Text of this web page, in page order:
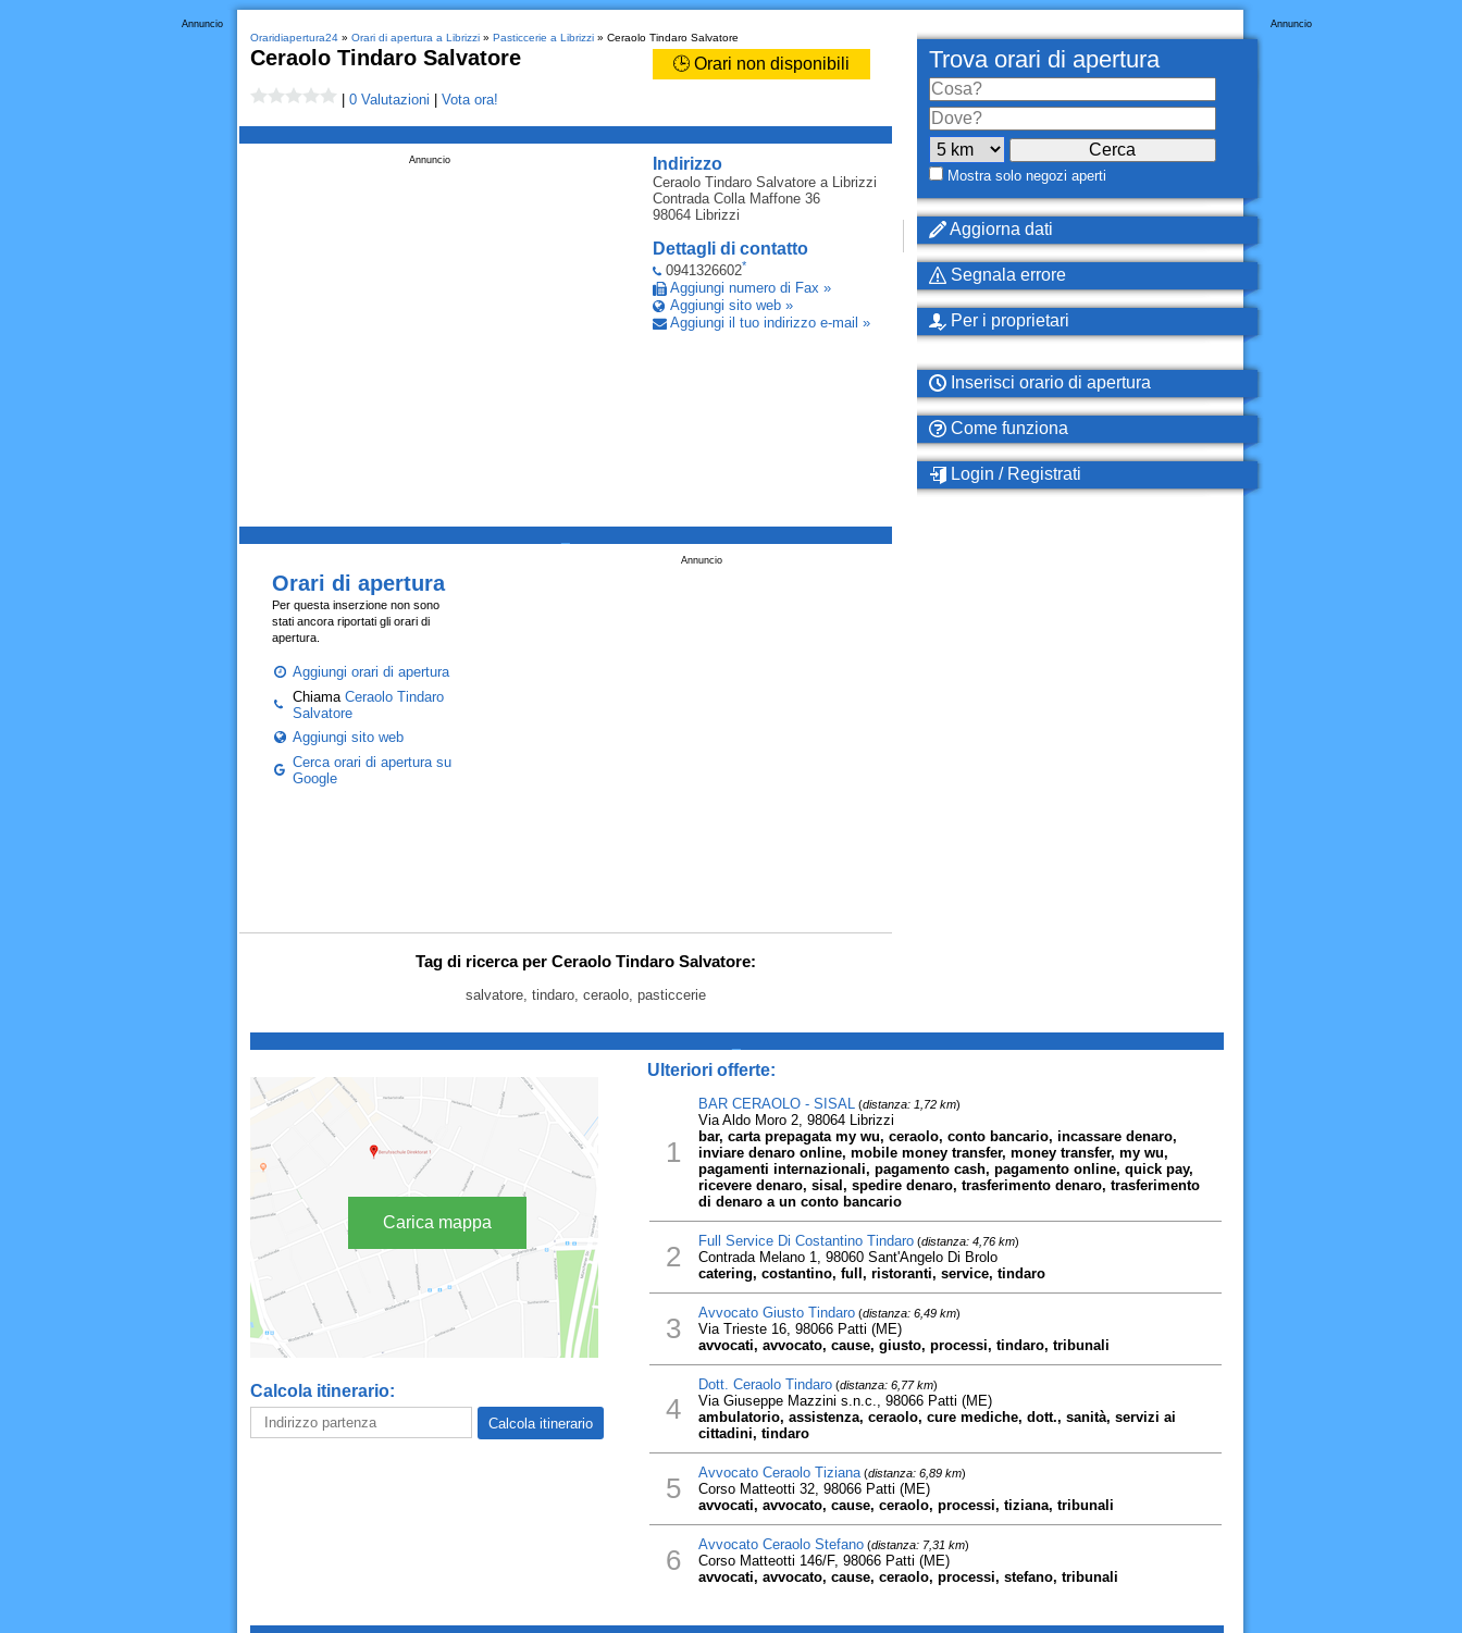
Annuncio
Oraridiapertura24» Orari di apertura a Librizzi» Pasticcerie a Librizzi» Ceraolo Tindaro Salvatore
Ceraolo Tindaro Salvatore 🕒 Orari non disponibili
0 Valutazioni Vota ora!
Indirizzo
Ceraolo Tindaro Salvatorea Librizzi
Contrada Colla Maffone 36
98064 Librizzi
Dettagli di contatto
0941326602*
Aggiungi numero di Fax »
Aggiungi sito web »
Aggiungi il tuo indirizzo e-mail »
Annuncio
Annuncio
Orari di apertura
Per questa inserzione non sono
stati ancora riportati gli orari di
apertura.
Aggiungi orari di apertura
Chiama Ceraolo Tindaro
Salvatore
Aggiungi sito web
Cerca orari di apertura su
Google
Tag di ricerca per Ceraolo Tindaro Salvatore:
salvatore, tindaro, ceraolo, pasticcerie
Annuncio
Trova orari di apertura
Mostra solo negozi aperti
Aggiorna dati
Segnala errore
Per i proprietari
Inserisci orario di apertura
Come funziona
Login / Registrati
Carica mappa
Calcola itinerario:
Ulteriori offerte:
1
BAR CERAOLO - SISAL (distanza: 1,72 km)
Via Aldo Moro 2, 98064 Librizzi
bar, carta prepagata my wu, ceraolo, conto bancario, incassare denaro,
inviare denaro online, mobile money transfer, money transfer, my wu,
pagamenti internazionali, pagamento cash, pagamento online, quick pay,
ricevere denaro, sisal, spedire denaro, trasferimento denaro, trasferimento
di denaro a un conto bancario
2 Full Service Di Costantino Tindaro(distanza: 4,76 km)
Contrada Melano 1, 98060 Sant'Angelo Di Brolo
catering, costantino, full, ristoranti, service, tindaro
3 Avvocato Giusto Tindaro(distanza: 6,49 km)
Via Trieste 16, 98066 Patti (ME)
avvocati, avvocato, cause, giusto, processi, tindaro, tribunali
4
Dott. Ceraolo Tindaro(distanza: 6,77 km)
Via Giuseppe Mazzini s.n.c., 98066 Patti (ME)
ambulatorio, assistenza, ceraolo, cure mediche, dott., sanità, servizi ai
cittadini, tindaro
5 Avvocato Ceraolo Tiziana(distanza: 6,89 km)
Corso Matteotti 32, 98066 Patti (ME)
avvocati, avvocato, cause, ceraolo, processi, tiziana, tribunali
6 Avvocato Ceraolo Stefano(distanza: 7,31 km)
Corso Matteotti 146/F, 98066 Patti (ME)
avvocati, avvocato, cause, ceraolo, processi, stefano, tribunali